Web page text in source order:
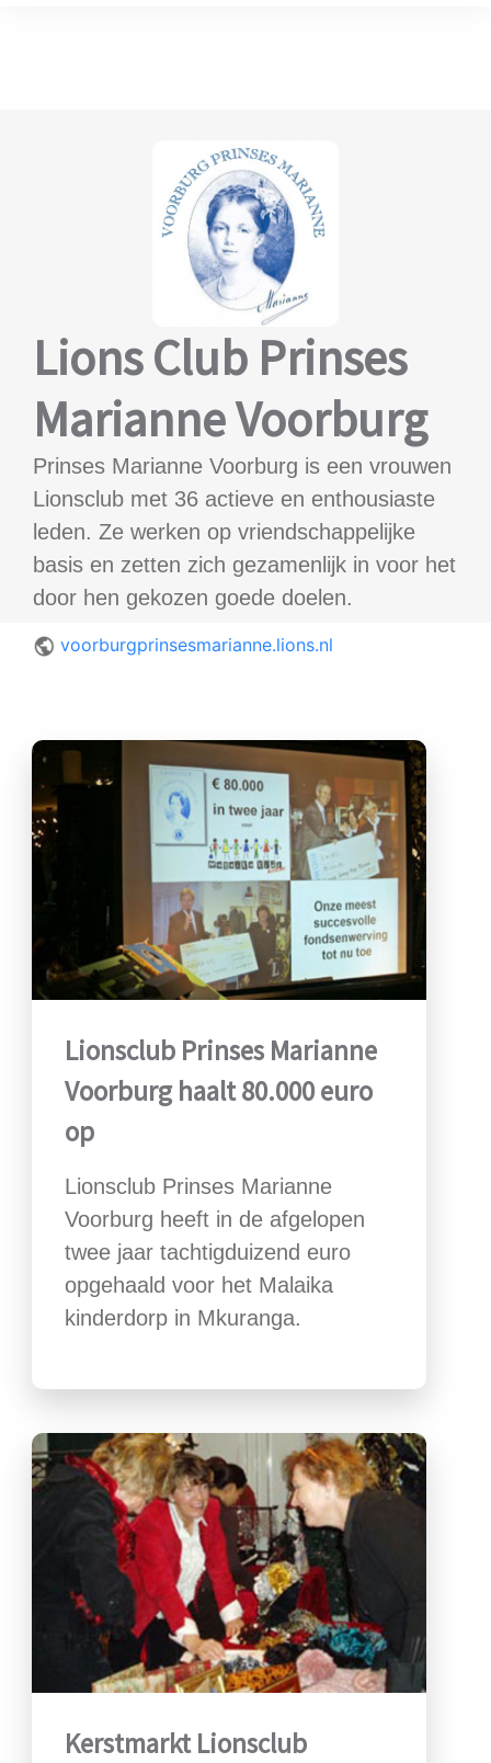
Lions Club Prinses
Marianne Voorburg
Prinses Marianne Voorburg is een vrouwen
Lionsclub met 36 actieve en enthousiaste
leden. Ze werken op vriendschappelijke
basis en zetten zich gezamenlijk in voor het
door hen gekozen goede doelen.
voorburgprinsesmarianne.lions.nl
Lionsclub Prinses Marianne
Voorburg haalt 80.000 euro
op
Lionsclub Prinses Marianne
Voorburg heeft in de afgelopen
twee jaar tachtigduizend euro
opgehaald voor het Malaika
kinderdorp in Mkuranga.
Kerstmarkt Lionsclub